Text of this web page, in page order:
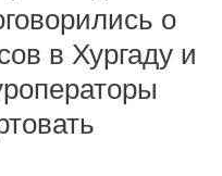
о
в Хургаду и